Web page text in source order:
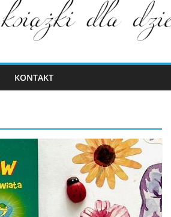
KONTAKT